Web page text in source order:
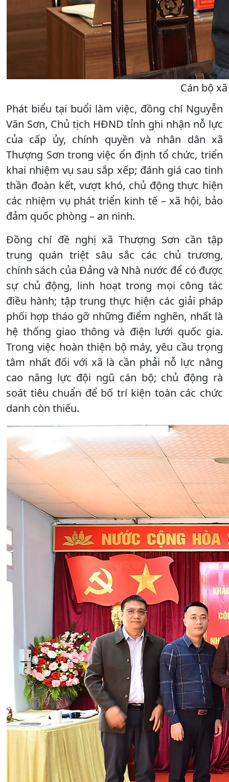
Cán bộ
Phát biểu tại buổi làm việc, đồng chí Nguyễn
Văn Sơn, Chủ tịch HĐND tỉnh ghi nhận nỗ lực
của cấp ủy, chính quyền và nhân dân xã
Thượng Sơn trong việc ổn định tổ chức, triển
khai nhiệm vụ sau sắp xếp; đánh giá cao tinh
thần đoàn kết, vượt khó, chủ động thực hiện
các nhiệm vụ phát triển kinh tế – xã hội, bảo
đảm quốc phòng – an ninh.
Đồng chí đề nghị xã Thượng Sơn cần tập
trung quán triệt sâu sắc các chủ trương,
chính sách của Đảng và Nhà nước để có được
sự chủ động, linh hoạt trong mọi công tác
điều hành; tập trung thực hiện các giải pháp
phối hợp tháo gỡ những điểm nghẽn, nhất là
hệ thống giao thông và điện lưới quốc gia.
Trong việc hoàn thiện bộ máy, yêu cầu trọng
tâm nhất đối với xã là cần phải nỗ lực nâng
cao năng lực đội ngũ cán bộ; chủ động rà
soát tiêu chuẩn để bố trí kiện toàn các chức
danh còn thiếu.